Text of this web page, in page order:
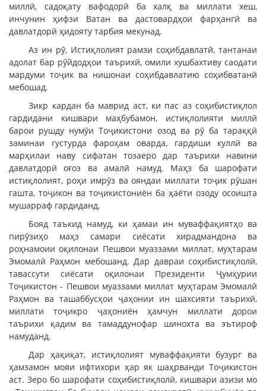
миллӣ, садоқату вафодорӣ ба халқ ва миллати хеш,
инчунин ҳифзи Ватан ва дастовардҳои фарҳангӣ ва
давлатдорӣ ҳидояту тарбия мекунад.
Аз ин рӯ, Истиқлолият рамзи соҳибдавлатӣ, тантанаи
адолат бар рӯйдодҳои таърихӣ, омили хушбахтиву саодати
мардуми тоҷик ва нишонаи соҳибдавлатию соҳибватанӣ
мебошад.
Зикр кардан ба маврид аст, ки пас аз соҳибистиқлол
гардидани кишвари маҳбубамон, истиқлолияти миллӣ
барои рушду нумӯи Тоҷикистони озод ва рӯ ба тараққӣ
заминаи густурда фароҳам оварда, гардиши куллӣ ва
марҳилаи наву сифатан тозаеро дар таърихи навини
давлатдорӣ оғоз ва амалӣ намуд. Маҳз ба шарофати
истиқлолият, роҳи имрӯз ва ояндаи миллати тоҷик рӯшан
гашта, тоҷикон ва тоҷикистониён ба ҳаёти озоду осоишта
мушарраф гардиданд.
Бояд таъкид намуд, ки ҳамаи ин муваффақиятҳо ва
пирӯзиҳо маҳз самари сиёсати хирадмандона ва
роҳнамоии оқилонаи Пешвои муаззами миллат, муҳтарам
Эмомалӣ Раҳмон мебошанд. Дар давраи соҳибистиқлолӣ,
тавассути сиёсати оқилонаи Президенти Ҷумҳурии
Тоҷикистон - Пешвои муаззами миллат муҳтарам Эмомалӣ
Раҳмон ва ташаббусҳои ҷаҳонии ин шахсияти таърихӣ,
миллати тоҷикро ҷаҳониён ҳамчун миллати дорои
таърихи қадим ва тамаддунофар шинохта ва эътироф
намуданд.
Дар ҳақиқат, истиқлолият муваффақияти бузург ва
ҳамзамон мояи ифтихори ҳар як шаҳрванди Тоҷикистон
аст. Зеро бо шарофати соҳибистиқлолӣ, кишвари азизи мо